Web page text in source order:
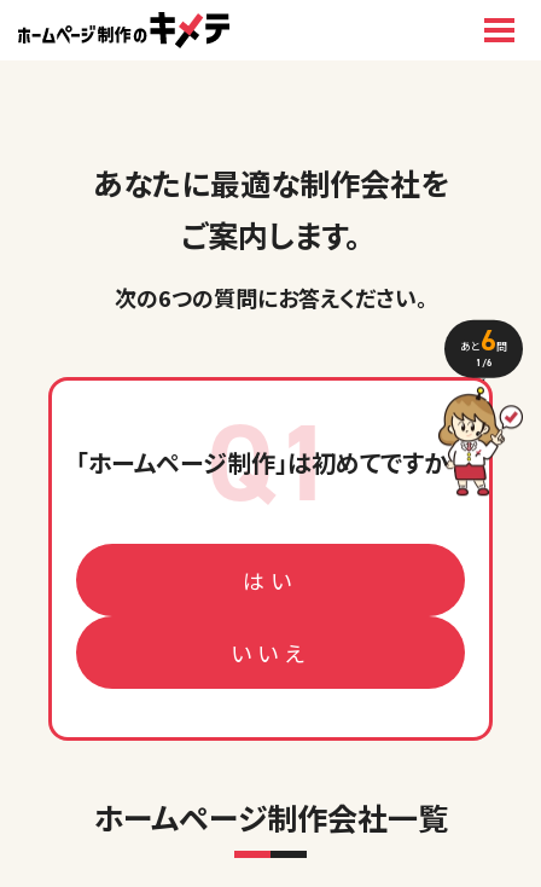
あなたに最適な制作会社を
ご案内します。
次の6つの質問にお答えください。
あと6問
1 /6
Q1
「ホームページ制作」は初めてですか？
はい
いいえ
ホームページ制作会社一覧